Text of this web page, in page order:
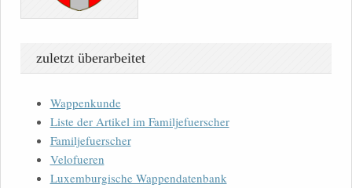
zuletzt überarbeitet
Wappenkunde
Liste der Artikel im Familjefuerscher
Familjefuerscher
Velofueren
Luxemburgische Wappendatenbank